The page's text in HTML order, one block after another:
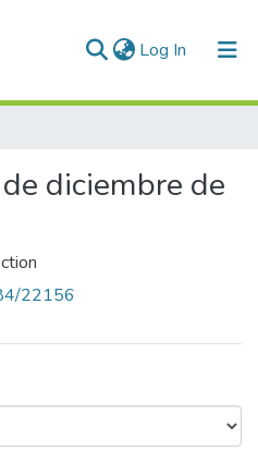
Log In (current)
diciembre de
22156